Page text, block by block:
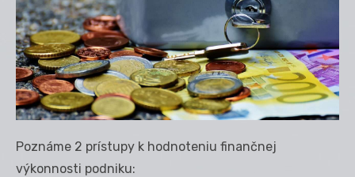
Poznáme 2 prístupy k hodnoteniu finančnej
výkonnosti podniku: